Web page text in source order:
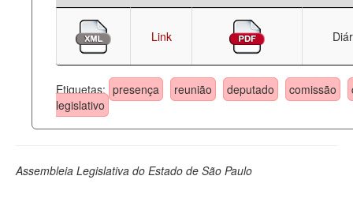
Link
Etiquetas: presença reunião deputado comissão
legislativo
Assembleia Legislativa do Estado de São Paulo